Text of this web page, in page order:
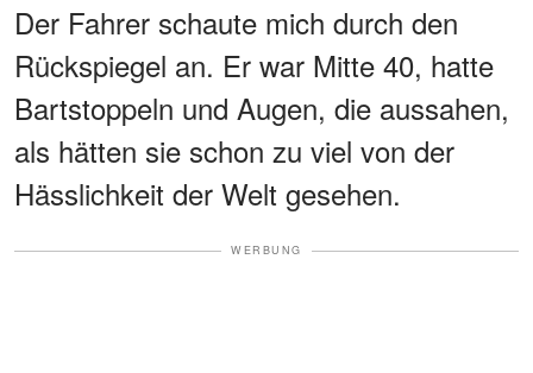
Der Fahrer schaute mich durch den
Rückspiegel an. Er war Mitte 40, hatte
Bartstoppeln und Augen, die aussahen,
als hätten sie schon zu viel von der
Hässlichkeit der Welt gesehen.
WERBUNG